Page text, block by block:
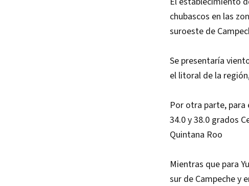
chubascos en las
suroeste de
Se presentaría
el litoral de la
Por otra parte, para
34.0 y 38.0 grados
Quintana Roo
Mientras que para
sur de Campeche y